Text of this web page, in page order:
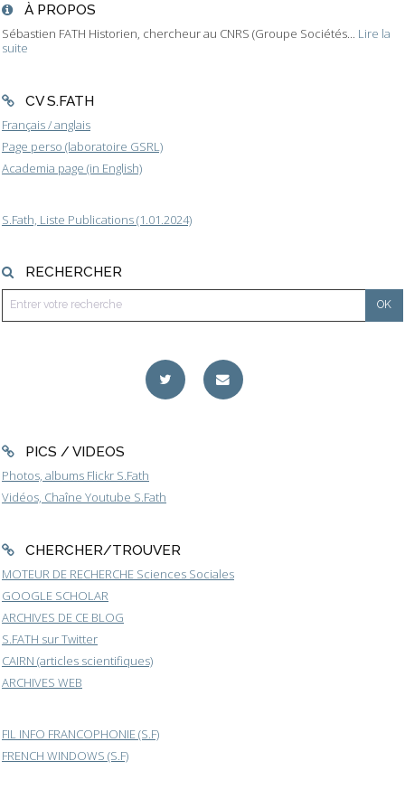
À PROPOS
Sébastien FATH Historien, chercheur au CNRS (Groupe Sociétés... Lire la
suite
CV S.FATH
Français / anglais
Page perso (laboratoire GSRL)
Academia page (in English)
S.Fath, Liste Publications (1.01.2024)
RECHERCHER
PICS / VIDEOS
Photos, albums Flickr S.Fath
Vidéos, Chaîne Youtube S.Fath
CHERCHER/TROUVER
MOTEUR DE RECHERCHE Sciences Sociales
GOOGLE SCHOLAR
ARCHIVES DE CE BLOG
S.FATH sur Twitter
CAIRN (articles scientifiques)
ARCHIVES WEB
FIL INFO FRANCOPHONIE (S.F)
FRENCH WINDOWS (S.F)